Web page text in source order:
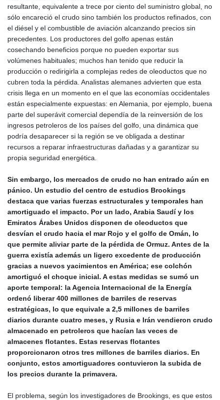
resultante, equivalente a trece por ciento del suministro global, no
sólo encareció el crudo sino también los productos refinados, con
el diésel y el combustible de aviación alcanzando precios sin
precedentes. Los productores del golfo apenas están
cosechando beneficios porque no pueden exportar sus
volúmenes habituales; muchos han tenido que reducir la
producción o redirigirla a complejas redes de oleoductos que no
cubren toda la pérdida. Analistas alemanes advierten que esta
crisis llega en un momento en el que las economías occidentales
están especialmente expuestas: en Alemania, por ejemplo, buena
parte del superávit comercial dependía de la reinversión de los
ingresos petroleros de los países del golfo, una dinámica que
podría desaparecer si la región se ve obligada a destinar
recursos a reparar infraestructuras dañadas y a garantizar su
propia seguridad energética.
Sin embargo, los mercados de crudo no han entrado aún en
pánico. Un estudio del centro de estudios Brookings
destaca que varias fuerzas estructurales y temporales han
amortiguado el impacto. Por un lado, Arabia Saudí y los
Emiratos Árabes Unidos disponen de oleoductos que
desvían el crudo hacia el mar Rojo y el golfo de Omán, lo
que permite aliviar parte de la pérdida de Ormuz. Antes de la
guerra existía además un ligero excedente de producción
gracias a nuevos yacimientos en América; ese colchón
amortiguó el choque inicial. A estas medidas se sumó un
aporte temporal: la Agencia Internacional de la Energía
ordenó liberar 400 millones de barriles de reservas
estratégicas, lo que equivale a 2,5 millones de barriles
diarios durante cuatro meses, y Rusia e Irán vendieron crudo
almacenado en petroleros que hacían las veces de
almacenes flotantes. Estas reservas flotantes
proporcionaron otros tres millones de barriles diarios. En
conjunto, estos amortiguadores contuvieron la subida de
los precios durante la primavera.
El problema, según los investigadores de Brookings, es que estos